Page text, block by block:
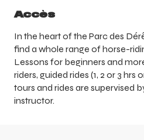
Accès
Accès
In the heart of the Parc des
find a whole range of horse-
Lessons for beginners and
riders, guided rides (1, 2 or 3 hrs
tours and rides are supervised
instructor.